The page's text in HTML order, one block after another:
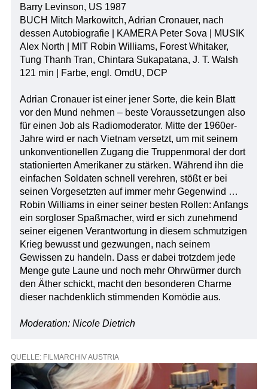
Barry Levinson, US 1987
BUCH Mitch Markowitch, Adrian Cronauer, nach
dessen Autobiografie | KAMERA Peter Sova | MUSIK
Alex North | MIT Robin Williams, Forest Whitaker,
Tung Thanh Tran, Chintara Sukapatana, J. T. Walsh
121 min | Farbe, engl. OmdU, DCP
Adrian Cronauer ist einer jener Sorte, die kein Blatt
vor den Mund nehmen – beste Voraussetzungen also
für einen Job als Radiomoderator. Mitte der 1960er-
Jahre wird er nach Vietnam versetzt, um mit seinem
unkonventionellen Zugang die Truppenmoral der dort
stationierten Amerikaner zu stärken. Während ihn die
einfachen Soldaten schnell verehren, stößt er bei
seinen Vorgesetzten auf immer mehr Gegenwind …
Robin Williams in einer seiner besten Rollen: Anfangs
ein sorgloser Spaßmacher, wird er sich zunehmend
seiner eigenen Verantwortung in diesem schmutzigen
Krieg bewusst und gezwungen, nach seinem
Gewissen zu handeln. Dass er dabei trotzdem jede
Menge gute Laune und noch mehr Ohrwürmer durch
den Äther schickt, macht den besonderen Charme
dieser nachdenklich stimmenden Komödie aus.
Moderation: Nicole Dietrich
QUELLE: FILMARCHIV AUSTRIA